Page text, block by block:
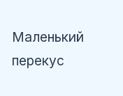
Маленький
перекус